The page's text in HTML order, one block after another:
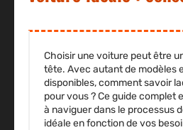
Choisir une voiture peut être
tête. Avec autant de modèles
disponibles, comment savoir
pour vous ? Ce guide complet
à naviguer dans le processus
idéale en fonction de vos